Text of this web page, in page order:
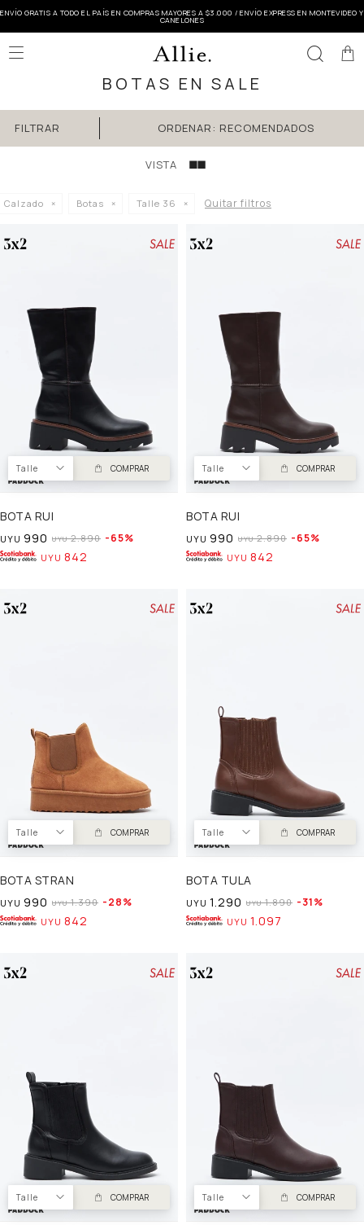
ENVÍO GRATIS A TODO EL PAÍS EN COMPRAS MAYORES A $3.000 / ENVÍO EXPRESS EN MONTEVIDEO Y
CANELONES

BOTAS EN SALE
RECOMENDADOS
Calzado Botas Talle 36 Quitar filtros
Talle COMPRAR
BOTA RUI
UYU 990 UYU 2.890 65
UYU 842
Talle COMPRAR
BOTA RUI
UYU 990 UYU 2.890 65
UYU 842
Talle COMPRAR
BOTA STRAN
UYU 990 UYU 1.390 28
UYU 842
Talle COMPRAR
BOTA TULA
UYU 1.290 UYU 1.890 31
UYU 1.097
Talle COMPRAR Talle COMPRAR